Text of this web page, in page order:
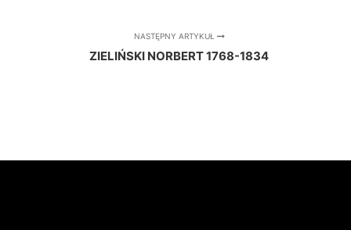
NASTĘPNY ARTYKUŁ
ZIELIŃSKI NORBERT 1768-1834